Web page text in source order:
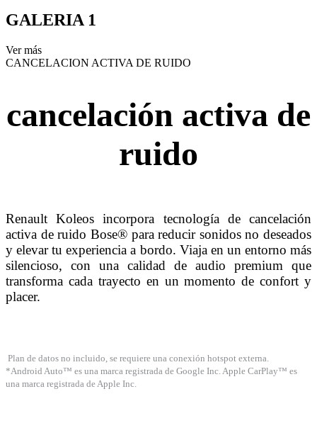
GALERIA 1
Ver más
CANCELACION ACTIVA DE RUIDO
cancelación activa de
ruido
Renault Koleos incorpora tecnología de cancelación
activa de ruido Bose® para reducir sonidos no deseados
y elevar tu experiencia a bordo. Viaja en un entorno más
silencioso, con una calidad de audio premium que
transforma cada trayecto en un momento de confort y
placer.
Plan de datos no incluido, se requiere una conexión hotspot externa.
*Android Auto™ es una marca registrada de Google Inc. Apple CarPlay™ es
una marca registrada de Apple Inc.